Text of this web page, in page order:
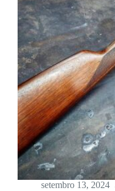
setembro 13, 2024